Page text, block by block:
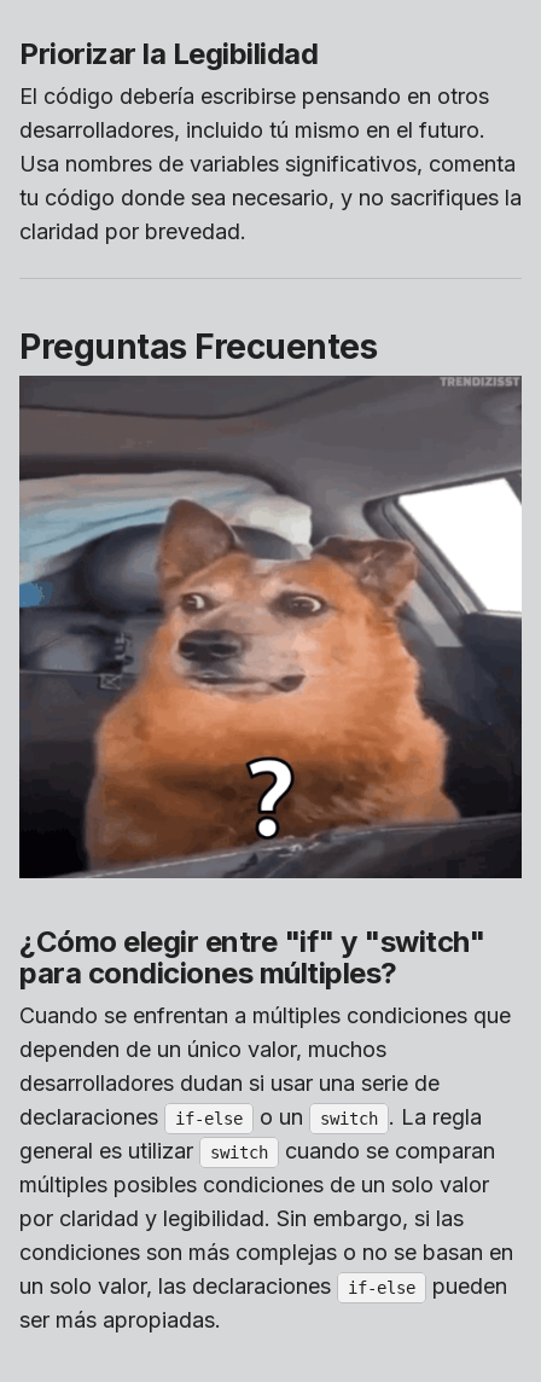
Priorizar la Legibilidad
El código debería escribirse pensando en otros
desarrolladores, incluido tú mismo en el futuro.
Usa nombres de variables significativos, comenta
tu código donde sea necesario, y no sacrifiques la
claridad por brevedad.
Preguntas Frecuentes
¿Cómo elegir entre "if" y "switch"
para condiciones múltiples?
Cuando se enfrentan a múltiples condiciones que
dependen de un único valor, muchos
desarrolladores dudan si usar una serie de
declaraciones
if-else o un switch
. La regla
general es utilizar
switch
cuando se comparan
múltiples posibles condiciones de un solo valor
por claridad y legibilidad. Sin embargo, si las
condiciones son más complejas o no se basan en
un solo valor, las declaraciones
if-else
pueden
ser más apropiadas.